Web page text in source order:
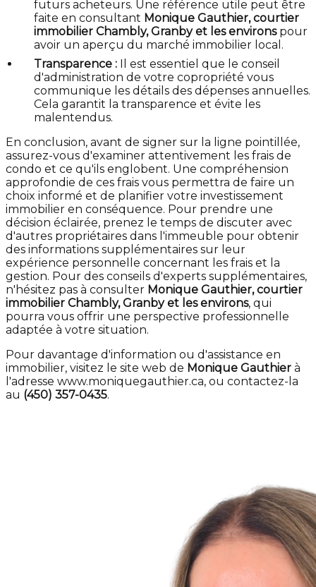
futurs acheteurs. Une référence utile peut être
faite en consultant Monique Gauthier, courtier
immobilier Chambly, Granby et les environspour
avoir un aperçu du marché immobilier local.
Transparence : Il est essentiel que le conseil
d'administration de votre copropriété vous
communique les détails des dépenses annuelles.
Cela garantit la transparence et évite les
malentendus.
En conclusion, avant de signer sur la ligne pointillée,
assurez-vous d'examiner attentivement les frais de
condo et ce qu'ils englobent. Une compréhension
approfondie de ces frais vous permettra de faire un
choix informé et de planifier votre investissement
immobilier en conséquence. Pour prendre une
décision éclairée, prenez le temps de discuter avec
d'autres propriétaires dans l'immeuble pour obtenir
des informations supplémentaires sur leur
expérience personnelle concernant les frais et la
gestion. Pour des conseils d'experts supplémentaires,
n'hésitez pas à consulter Monique Gauthier, courtier
immobilier Chambly, Granby et les environs, qui
pourra vous offrir une perspective professionnelle
adaptée à votre situation.
Pour davantage d'information ou d'assistance en
immobilier, visitez le site web de Monique Gauthier à
l'adresse www.moniquegauthier.ca, ou contactez-la
au (450) 357-0435.